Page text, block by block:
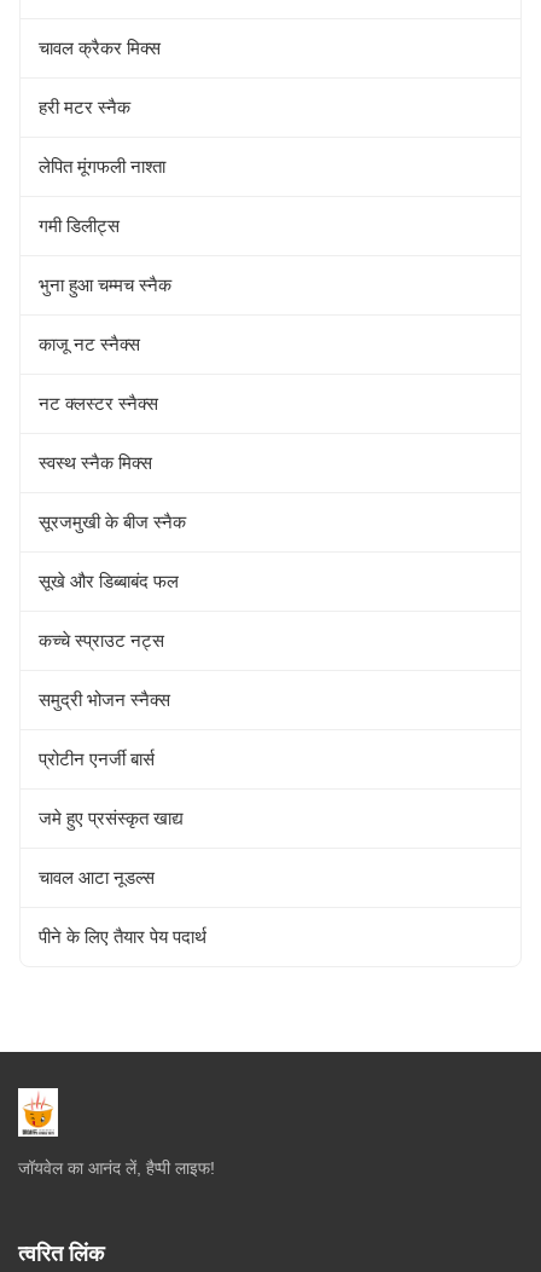
चावल क्रैकर मिक्स
हरी मटर स्नैक
लेपित मूंगफली नाश्ता
गमी डिलीट्स
भुना हुआ चम्मच स्नैक
काजू नट स्नैक्स
नट क्लस्टर स्नैक्स
स्वस्थ स्नैक मिक्स
सूरजमुखी के बीज स्नैक
सूखे और डिब्बाबंद फल
कच्चे स्प्राउट नट्स
समुद्री भोजन स्नैक्स
प्रोटीन एनर्जी बार्स
जमे हुए प्रसंस्कृत खाद्य
चावल आटा नूडल्स
पीने के लिए तैयार पेय पदार्थ
जॉयवेल का आनंद लें, हैप्पी लाइफ!
त्वरित लिंक